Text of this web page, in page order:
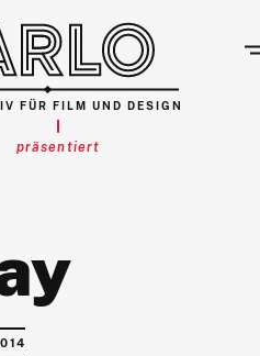
FÜR FILM UND DESIGN
präsentiert